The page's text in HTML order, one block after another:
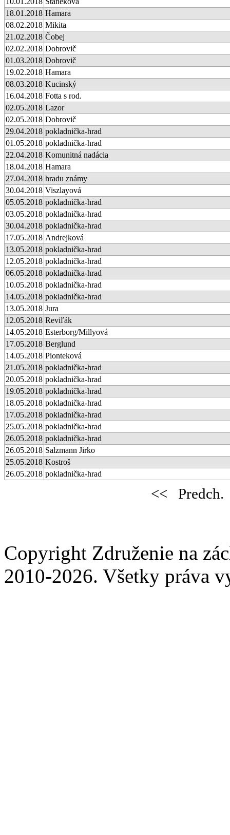
18.01.2018 Hamara
08.02.2018 Mikita
21.02.2018 Čobej
02.02.2018 Dobrovič
01.03.2018 Dobrovič
19.02.2018 Hamara
08.03.2018 Kucinský
16.04.2018 Fotta s rod.
02.05.2018 Lazor
02.05.2018 Dobrovič
29.04.2018 pokladnička-hrad
01.05.2018 pokladnička-hrad
22.04.2018 Komunitná nadácia
18.04.2018 Hamara
27.04.2018 hradu známy
30.04.2018 Viszlayová
05.05.2018 pokladnička-hrad
03.05.2018 pokladnička-hrad
30.04.2018 pokladnička-hrad
17.05.2018 Andrejková
13.05.2018 pokladnička-hrad
12.05.2018 pokladnička-hrad
06.05.2018 pokladnička-hrad
10.05.2018 pokladnička-hrad
14.05.2018 pokladnička-hrad
13.05.2018 Jura
12.05.2018 Reviľák
14.05.2018 Esterborg/Millyová
17.05.2018 Berglund
14.05.2018 Pionteková
21.05.2018 pokladnička-hrad
20.05.2018 pokladnička-hrad
19.05.2018 pokladnička-hrad
18.05.2018 pokladnička-hrad
17.05.2018 pokladnička-hrad
25.05.2018 pokladnička-hrad
26.05.2018 pokladnička-hrad
26.05.2018 Salzmann Jirko
25.05.2018 Kostroš
26.05.2018 pokladnička-hrad
<< Predch.
Copyright Združenie na
2010-2026. Všetky práva